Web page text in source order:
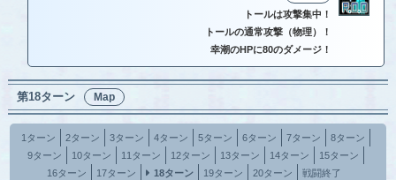
トールは攻撃集中！
トールの通常攻撃（物理）！
幸潮のHPに80のダメージ！
第18ターン Map
1ターン 2ターン 3ターン 4ターン 5ターン 6ターン 7ターン
8ターン
9ターン
10ターン 11ターン 12ターン 13ターン 14ターン
15ターン
16ターン
17ターン 18ターン 19ターン 20ターン 戦闘終了